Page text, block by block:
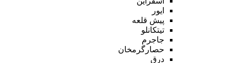
ایور
پیش قلعه
تیتکانلو
جاجرم
حصارگرمخان
درق